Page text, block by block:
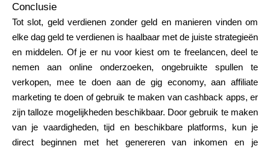
Conclusie
Tot slot, geld verdienen zonder geld en manieren vinden om
elke dag geld te verdienen is haalbaar met de juiste strategieën
en middelen. Of je er nu voor kiest om te freelancen, deel te
nemen aan online onderzoeken, ongebruikte spullen te
verkopen, mee te doen aan de gig economy, aan affiliate
marketing te doen of gebruik te maken van cashback apps, er
zijn talloze mogelijkheden beschikbaar. Door gebruik te maken
van je vaardigheden, tijd en beschikbare platforms, kun je
direct beginnen met het genereren van inkomen en je